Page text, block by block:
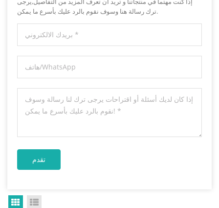
ترك رسالة هنا وسوف نقوم بالرد عليك بأسرع ما يمكن.
Grid View